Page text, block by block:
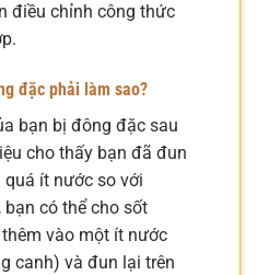
điều chỉnh công thức
đặc phải làm sao?
bạn bị đông đặc sau
cho thấy bạn đã đun
ít nước so với
có thể cho sốt
vào một ít nước
canh) và đun lại trên